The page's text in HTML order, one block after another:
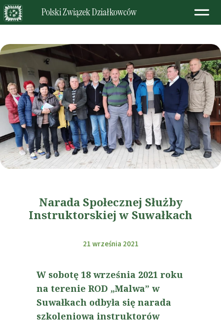
Polski Związek Działkowców
21 września 2021
Narada Społecznej Służby
Instruktorskiej w Suwałkach
W sobotę 18 września 2021 roku
na terenie ROD „Malwa” w
Suwałkach odbyła się narada
szkoleniowa instruktorów